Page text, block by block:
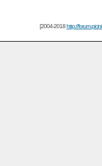
[2004-2018http://